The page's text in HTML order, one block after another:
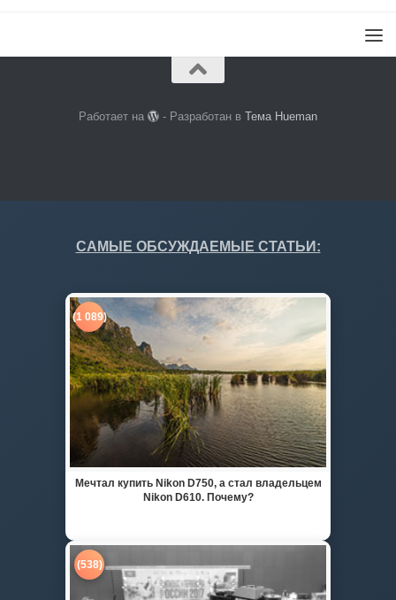
Работает на - Разработан вТема Hueman
САМЫЕ ОБСУЖДАЕМЫЕ СТАТЬИ:
(1 089)
Мечтал купить Nikon D750, а стал владельцем
Nikon D610. Почему?
(538)